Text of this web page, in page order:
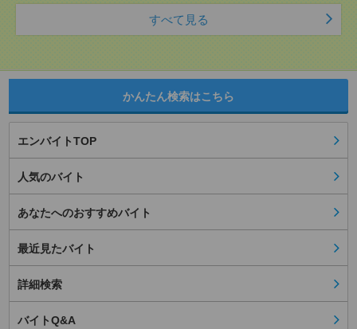
すべて見る
かんたん検索はこちら
エンバイトTOP
人気のバイト
あなたへのおすすめバイト
最近見たバイト
詳細検索
バイトQ&A